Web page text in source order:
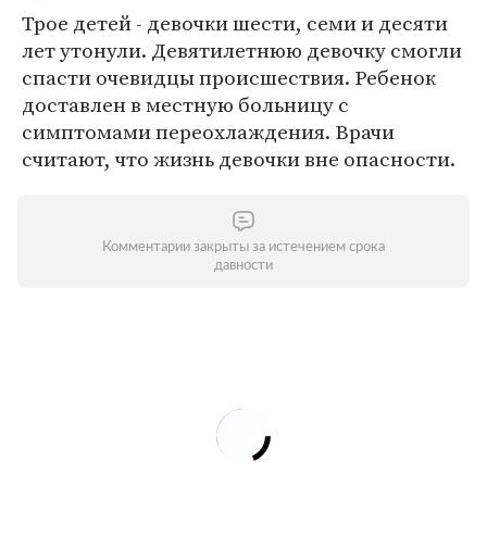
Трое детей - девочки шести, семи и десяти
лет утонули. Девятилетнюю девочку смогли
спасти очевидцы происшествия. Ребенок
доставлен в местную больницу с
симптомами переохлаждения. Врачи
считают, что жизнь девочки вне опасности.
Комментарии закрыты за истечением срока
давности